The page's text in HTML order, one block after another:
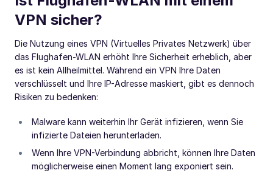
VPN sicher?
Die Nutzung eines VPN (Virtuelles Privates Netzwerk) über
das Flughafen-WLAN erhöht Ihre Sicherheit erheblich, aber
es ist kein Allheilmittel. Während ein VPN Ihre Daten
verschlüsselt und Ihre IP-Adresse maskiert, gibt es dennoch
Risiken zu bedenken:
Malware kann weiterhin Ihr Gerät infizieren, wenn Sie
infizierte Dateien herunterladen.
Wenn Ihre VPN-Verbindung abbricht, können Ihre Daten
möglicherweise einen Moment lang exponiert sein.